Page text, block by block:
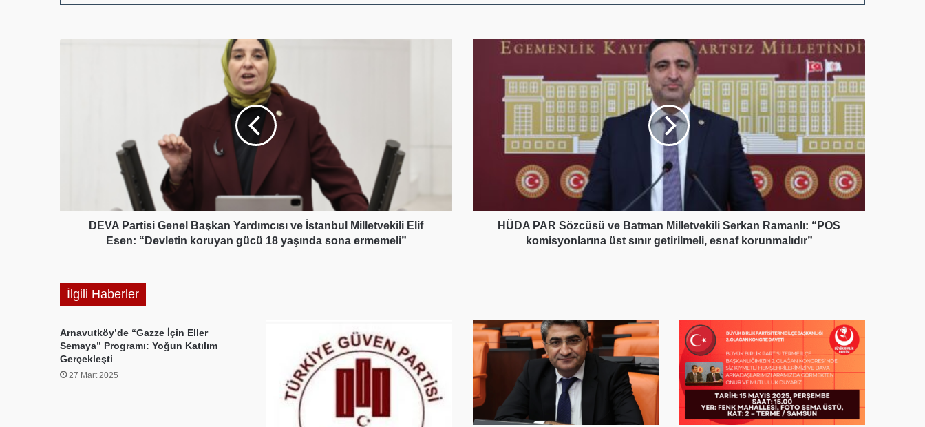
DEVA Partisi Genel Başkan Yardımcısı ve İstanbul Milletvekili Elif
Esen: “Devletin koruyan gücü 18 yaşında sona ermemeli”
HÜDA
Sözcüsü
Batman
Milletvekili
Serkan
Ramanlı:
komisyonlarına
getirilmeli,
korunmalıdır”
HÜDA PAR Sözcüsü ve Batman Milletvekili Serkan Ramanlı: “POS
komisyonlarına üst sınır getirilmeli, esnaf korunmalıdır”
İlgili Haberler
Arnavutköy’de “Gazze İçin Eller
Semaya” Programı: Yoğun Katılım
Gerçekleşti
27 Mart 2025